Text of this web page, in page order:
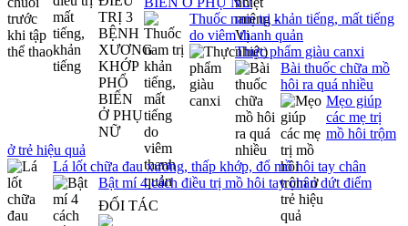
Thuốc nam trị khản tiếng, mất tiếng
do viêm thanh quản
Thực phẩm giàu canxi
Bài thuốc chữa mồ
hôi ra quá nhiều
Mẹo giúp
các mẹ trị
mồ hôi trộm
ở trẻ hiệu quả
Lá lốt chữa đau xương, thấp khớp, đổ mồ hôi tay chân
Bật mí 4 cách điều trị mồ hôi tay chân dứt điểm
ĐỐI TÁC